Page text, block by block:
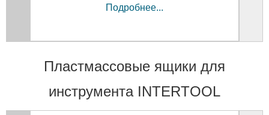
Подробнее...
Пластмассовые ящики для
инструмента INTERTOOL